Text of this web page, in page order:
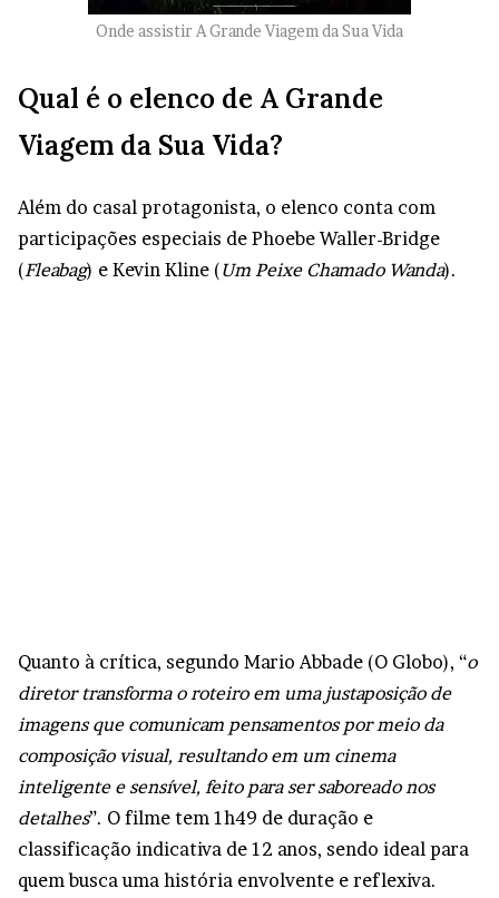
Onde assistir A Grande Viagem da Sua Vida
Qual é o elenco de A Grande
Viagem da Sua Vida?
Além do casal protagonista, o elenco conta com
participações especiais de Phoebe Waller-Bridge
(Fleabag) e Kevin Kline (Um Peixe Chamado Wanda).
Quanto à crítica, segundo Mario Abbade (O Globo), “o
diretor transforma o roteiro em uma justaposição de
imagens que comunicam pensamentos por meio da
composição visual, resultando em um cinema
inteligente e sensível, feito para ser saboreado nos
detalhes”. O filme tem 1h49 de duração e
classificação indicativa de 12 anos, sendo ideal para
quem busca uma história envolvente e reflexiva.